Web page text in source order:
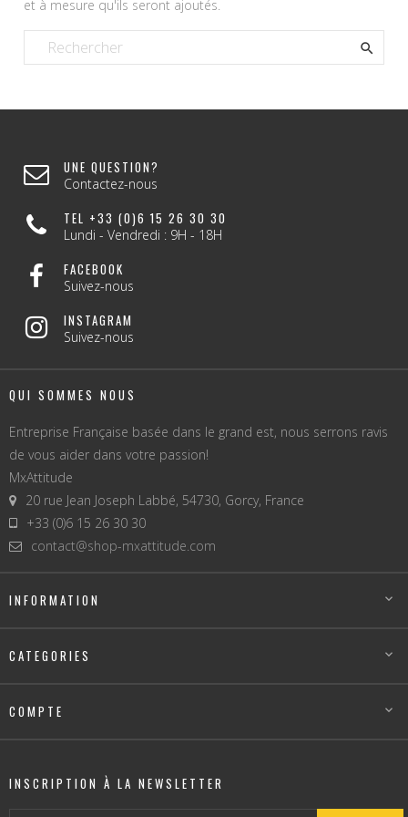
et à mesure qu'ils seront ajoutés.

UNE QUESTION?
Contactez-nous
TEL +33 (0)6 15 26 30 30
Lundi - Vendredi : 9H - 18H
FACEBOOK
Suivez-nous
INSTAGRAM
Suivez-nous
QUI SOMMES NOUS
Entreprise Française basée dans le grand est, nous serrons ravis
de vous aider dans votre passion!
MxAttitude
20 rue Jean Joseph Labbé, 54730, Gorcy, France
+33 (0)6 15 26 30 30
contact@shop-mxattitude.com
INFORMATION 
CATEGORIES 
COMPTE 
INSCRIPTION À LA NEWSLETTER